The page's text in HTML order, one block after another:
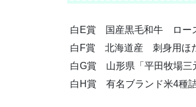
白E賞 国産黒毛和牛 ロー
白F賞 北海道産 刺身用ほ
白G賞 山形県「平田牧場三
白H賞 有名ブランド米4種